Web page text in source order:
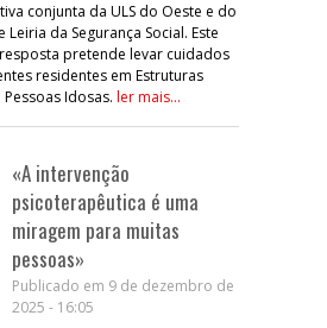
conjunta da ULS do Oeste e do
da Segurança Social. Este
pretende levar cuidados
residentes em Estruturas
Idosas. ler mais...
«A intervenção
psicoterapêutica é uma
miragem para muitas
pessoas»
Publicado em 9 de dezembro de
2025 - 16:05